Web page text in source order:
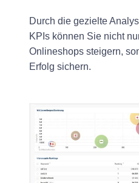
Durch die gezielte
KPIs können Sie nicht
Onlineshops steigern,
Erfolg sichern.